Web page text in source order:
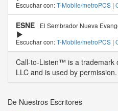
Escuchar con:T-Mobile/metroPCS |
ESNE
El Sembrador Nueva
Escuchar con:T-Mobile/metroPCS |
Call-to-Listen™ is a trademark
LLC and is used by permission.
De Nuestros Escritores